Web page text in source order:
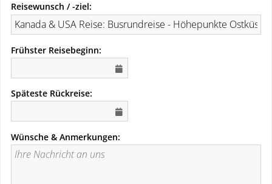
Reisewunsch / -ziel:
Frühster Reisebeginn:
Späteste Rückreise:
Wünsche & Anmerkungen: